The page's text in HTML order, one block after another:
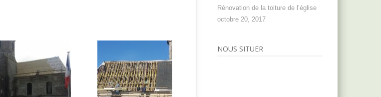
Rénovation de la toiture de l’église
octobre 20, 2017
NOUS SITUER